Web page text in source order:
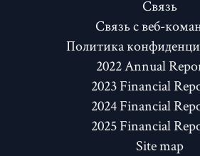
Связь
Связь с веб-
Политика
2022 Annual
2023 Financial
2024 Financial
2025 Financial
Site map